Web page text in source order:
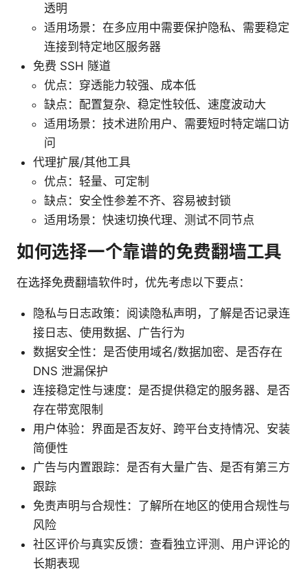
透明
适用场景：在多应用中需要保护隐私、需要稳定
连接到特定地区服务器
免费 SSH 隧道
优点：穿透能力较强、成本低
缺点：配置复杂、稳定性较低、速度波动大
适用场景：技术进阶用户、需要短时特定端口访
问
代理扩展/其他工具
优点：轻量、可定制
缺点：安全性参差不齐、容易被封锁
适用场景：快速切换代理、测试不同节点
如何选择一个靠谱的免费翻墙工具
在选择免费翻墙软件时，优先考虑以下要点：
隐私与日志政策：阅读隐私声明，了解是否记录连
接日志、使用数据、广告行为
数据安全性：是否使用域名/数据加密、是否存在
DNS 泄漏保护
连接稳定性与速度：是否提供稳定的服务器、是否
存在带宽限制
用户体验：界面是否友好、跨平台支持情况、安装
简便性
广告与内置跟踪：是否有大量广告、是否有第三方
跟踪
免责声明与合规性：了解所在地区的使用合规性与
风险
社区评价与真实反馈：查看独立评测、用户评论的
长期表现